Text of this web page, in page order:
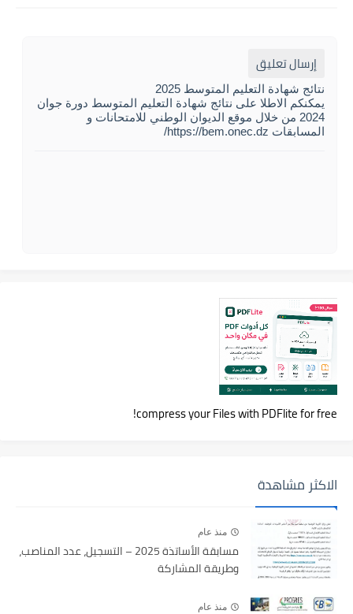
إرسال تعليق
نتائج شهادة التعليم المتوسط 2025
يمكنكم الاطلا على نتائج شهادة التعليم المتوسط دورة جوان
2024 من خلال موقع الديوان الوطني للامتحانات و
المسابقات https://bem.onec.dz/
compress your Files with PDFlite for free!
الاكثر مشاهدة
منذ عام
مسابقة الأساتذة 2025 – التسجيل، عدد المناصب،
وطريقة المشاركة
منذ عام